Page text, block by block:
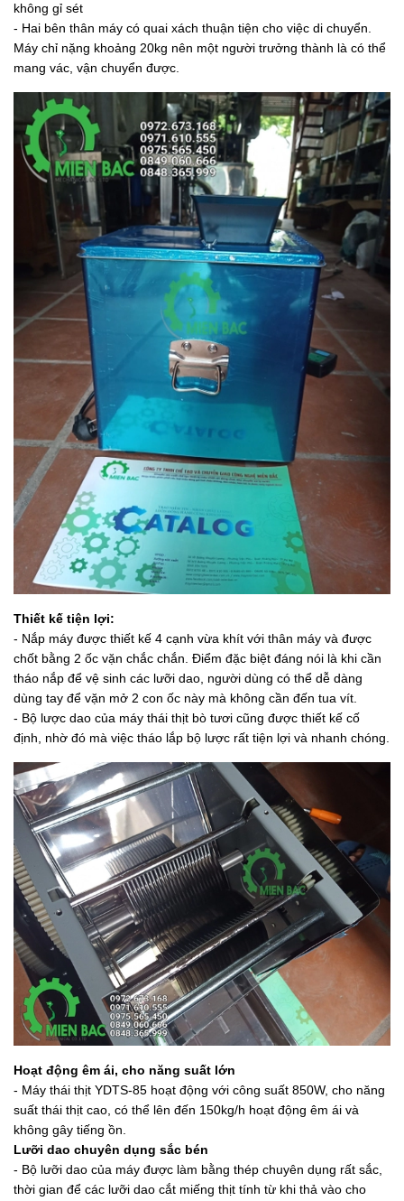
không gỉ sét
- Hai bên thân máy có quai xách thuận tiện cho việc di chuyển.
Máy chỉ nặng khoảng 20kg nên một người trưởng thành là có thể
mang vác, vận chuyển được.
Thiết kế tiện lợi:
- Nắp máy được thiết kế 4 cạnh vừa khít với thân máy và được
chốt bằng 2 ốc vặn chắc chắn. Điểm đặc biệt đáng nói là khi cần
tháo nắp để vệ sinh các lưỡi dao, người dùng có thể dễ dàng
dùng tay để vặn mở 2 con ốc này mà không cần đến tua vít.
- Bộ lược dao của máy thái thịt bò tươi cũng được thiết kế cố
định, nhờ đó mà việc tháo lắp bộ lược rất tiện lợi và nhanh chóng.
Hoạt động êm ái, cho năng suất lớn
- Máy thái thịt YDTS-85 hoạt động với công suất 850W, cho năng
suất thái thịt cao, có thể lên đến 150kg/h hoạt động êm ái và
không gây tiếng ồn.
Lưỡi dao chuyên dụng sắc bén
- Bộ lưỡi dao của máy được làm bằng thép chuyên dụng rất sắc,
thời gian để các lưỡi dao cắt miếng thịt tính từ khi thả vào cho